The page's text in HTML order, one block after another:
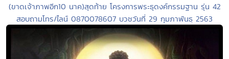
(ขาดเจ้าภาพอีก10 นาค)สุดท้าย โครงการพระธุดงค์กรรมฐาน รุ่น 42
สอบถามโทร/ไลน์ 0870078607 บวชวันที่ 29 กุมภาพันธฺ 2563